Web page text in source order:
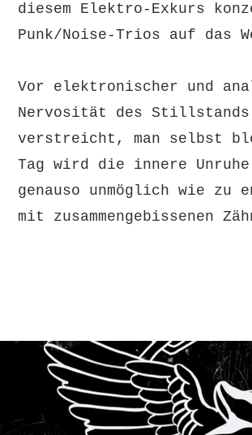
diesem Elektro-Exkurs
Punk/Noise-Trios auf das
Vor elektronischer und
Nervosität des Stillstands
verstreicht, man selbst
Tag wird die innere
genauso unmöglich wie zu
mit zusammengebissenen